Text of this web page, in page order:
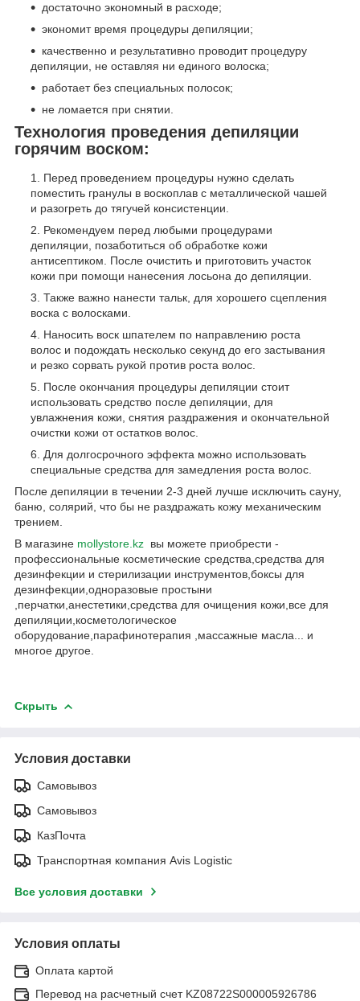
достаточно экономный в расходе;
экономит время процедуры депиляции;
качественно и результативно проводит процедуру
депиляции, не оставляя ни единого волоска;
работает без специальных полосок;
не ломается при снятии.
Технология проведения депиляции
горячим воском:
Перед проведением процедуры нужно сделать
поместить гранулы в воскоплав с металлической чашей
и разогреть до тягучей консистенции.
Рекомендуем перед любыми процедурами
депиляции, позаботиться об обработке кожи
антисептиком. После очистить и приготовить участок
кожи при помощи нанесения лосьона до депиляции.
Также важно нанести тальк, для хорошего сцепления
воска с волосками.
Наносить воск шпателем по направлению роста
волос и подождать несколько секунд до его застывания
и резко сорвать рукой против роста волос.
После окончания процедуры депиляции стоит
использовать средство после депиляции, для
увлажнения кожи, снятия раздражения и окончательной
очистки кожи от остатков волос.
Для долгосрочного эффекта можно использовать
специальные средства для замедления роста волос.
После депиляции в течении 2-3 дней лучше исключить сауну,
баню, солярий, что бы не раздражать кожу механическим
трением.
В магазине mollystore.kz вы можете приобрести -
профессиональные косметические средства,средства для
дезинфекции и стерилизации инструментов,боксы для
дезинфекции,одноразовые простыни
,перчатки,анестетики,средства для очищения кожи,все для
депиляции,косметологическое
оборудование,парафинотерапия ,массажные масла... и
многое другое.
Скрыть
Условия доставки
Самовывоз
Самовывоз
КазПочта
Транспортная компания Avis Logistic
Все условия доставки
Условия оплаты
Оплата картой
Перевод на расчетный счет KZ08722S000005926786